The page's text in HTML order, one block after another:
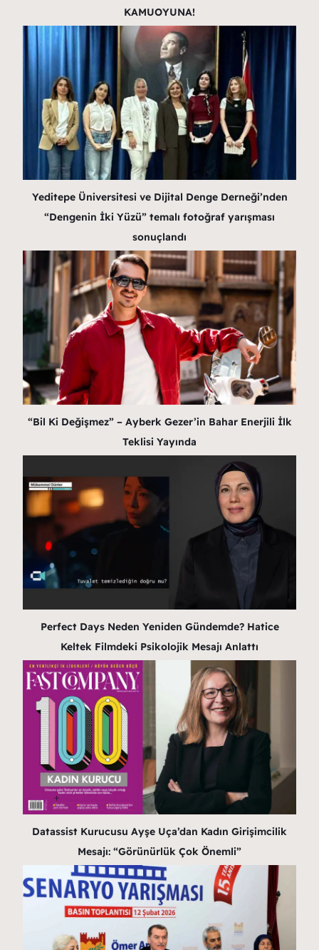
KAMUOYUNA!
Yeditepe Üniversitesi ve Dijital Denge Derneği’nden
“Dengenin İki Yüzü” temalı fotoğraf yarışması
sonuçlandı
“Bil Ki Değişmez” – Ayberk Gezer’in Bahar Enerjili İlk
Teklisi Yayında
Perfect Days Neden Yeniden Gündemde? Hatice
Keltek Filmdeki Psikolojik Mesajı Anlattı
Datassist Kurucusu Ayşe Uça’dan Kadın Girişimcilik
Mesajı: “Görünürlük Çok Önemli”